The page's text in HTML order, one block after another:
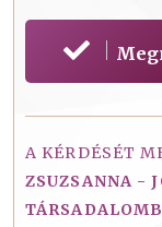
A KÉRDÉSÉT
ZSUZSANNA -